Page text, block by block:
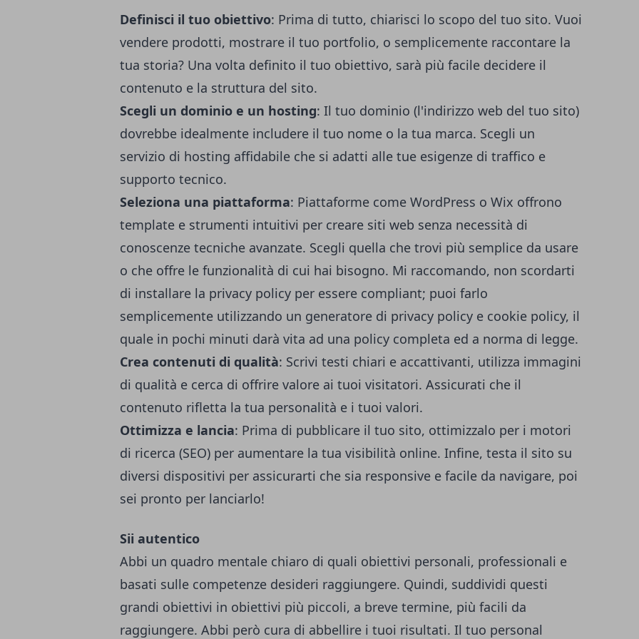
Definisci il tuo obiettivo: Prima di tutto, chiarisci lo scopo del tuo sito. Vuoi
vendere prodotti, mostrare il tuo portfolio, o semplicemente raccontare la
tua storia? Una volta definito il tuo obiettivo, sarà più facile decidere il
contenuto e la struttura del sito.
Scegli un dominio e un hosting: Il tuo dominio (l'indirizzo web del tuo sito)
dovrebbe idealmente includere il tuo nome o la tua marca. Scegli un
servizio di hosting affidabile che si adatti alle tue esigenze di traffico e
supporto tecnico.
Seleziona una piattaforma: Piattaforme come WordPress o Wix offrono
template e strumenti intuitivi per creare siti web senza necessità di
conoscenze tecniche avanzate. Scegli quella che trovi più semplice da usare
o che offre le funzionalità di cui hai bisogno. Mi raccomando, non scordarti
di installare la privacy policy per essere compliant; puoi farlo
semplicemente utilizzando un generatore di privacy policy e cookie policy, il
quale in pochi minuti darà vita ad una policy completa ed a norma di legge.
Crea contenuti di qualità: Scrivi testi chiari e accattivanti, utilizza immagini
di qualità e cerca di offrire valore ai tuoi visitatori. Assicurati che il
contenuto rifletta la tua personalità e i tuoi valori.
Ottimizza e lancia: Prima di pubblicare il tuo sito, ottimizzalo per i motori
di ricerca (SEO) per aumentare la tua visibilità online. Infine, testa il sito su
diversi dispositivi per assicurarti che sia responsive e facile da navigare, poi
sei pronto per lanciarlo!
Sii autentico
Abbi un quadro mentale chiaro di quali obiettivi personali, professionali e
basati sulle competenze desideri raggiungere. Quindi, suddividi questi
grandi obiettivi in ​​obiettivi più piccoli, a breve termine, più facili da
raggiungere. Abbi però cura di abbellire i tuoi risultati. Il tuo personal